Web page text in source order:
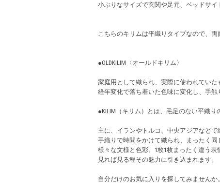
小ぶりなサイズで玄関や足元、ベッドサイ
こちらのキリムは平織りタイプなので、両
●OLDKILIM〈オールドキリム〉
家庭用として織られ、実際に使われていた
経年変化で落ち着いた色味に変化し、手触
●KILIM（キリム）とは、毛足のない平織り
主に、イランやトルコ、中央アジアなどで
手織りで時間をかけて織られ、まったく同
様々な文様と色彩、1枚1枚まったく違う表
見れば見る程その魅力に引き込まれます。
自分だけのお気に入りを探してみませんか。